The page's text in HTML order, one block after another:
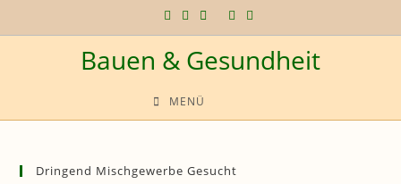
Inhalt
Bauen & Gesundheit
MENÜ
Dringend Mischgewerbe Gesucht